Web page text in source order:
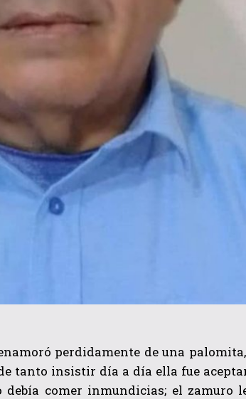
perdidamente de una
tanto insistir día a día ella fue
comer inmundicias; el zamuro